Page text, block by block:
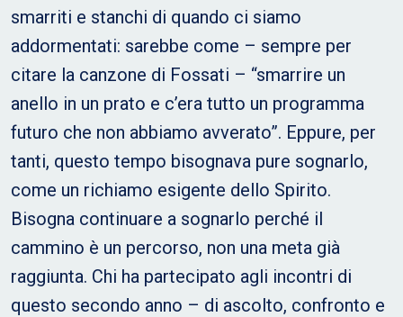
smarriti e stanchi di quando ci siamo
addormentati: sarebbe come – sempre per
citare la canzone di Fossati – “smarrire un
anello in un prato e c’era tutto un programma
futuro che non abbiamo avverato”. Eppure, per
tanti, questo tempo bisognava pure sognarlo,
come un richiamo esigente dello Spirito.
Bisogna continuare a sognarlo perché il
cammino è un percorso, non una meta già
raggiunta. Chi ha partecipato agli incontri di
questo secondo anno – di ascolto, confronto e